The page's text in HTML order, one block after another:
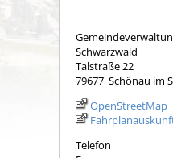
Schwarzwald
Talstraße 22
79677 Schönau im
OpenStreetMap
Telefon